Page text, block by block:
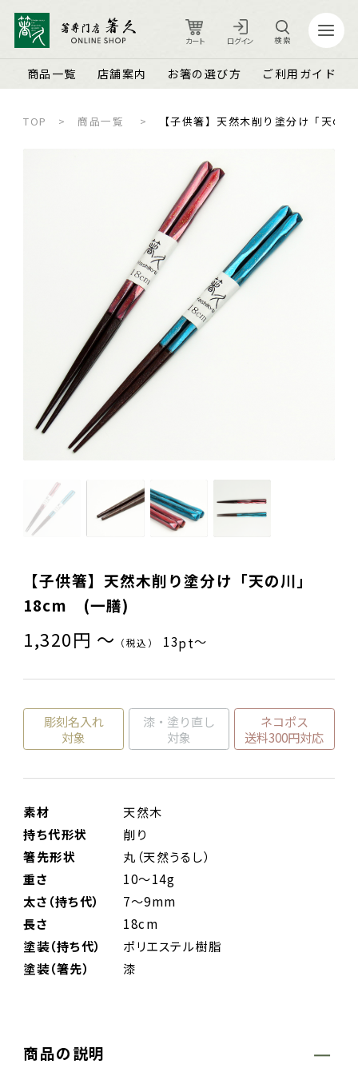
商品一覧 店舗案内 お箸の選び方 ご利用ガイド
検索
カート ログイン
ご利用ガイド
品質保証とメンテナンス
名入れ可能なお箸
結婚祝い・結婚記念日
長寿祝い・賀寿（還暦・古希・米寿など）
ご夫婦・ご両親へ（夫婦箸）
お食い初め・出産祝い・入園祝い・卒園祝い（子供箸）
成人祝い・卒業祝い・就職祝い
退職祝い
普段使い・自宅用
産地独自の塗り箸（津軽・若狭・輪島）
トより承ります）
限定品・特別仕様品
お知らせ
商品ピックアップ＆トピックス
お客さまの声
よくあるご質問
お箸の選び方
名入れ箸のご紹介
カート ログイン
お問い合わせ
特定商取引法に基づく表示
TOP 商品一覧 【子供箸】天然木削り塗分け「天
【子供箸】天然木削り塗分け「天の川」
18cm (一膳)
1,320円 〜 （税込） 13pt〜
彫刻名入れ
対象
漆・塗り直し
対象
ネコポス
送料300円対応
素材
天然木
持ち代形状
削り
箸先形状
丸（天然うるし）
重さ
10～14g
太さ（持ち代）
7～9mm
長さ
18cm
塗装（持ち代）
ポリエステル樹脂
塗装（箸先）
漆
商品の説明